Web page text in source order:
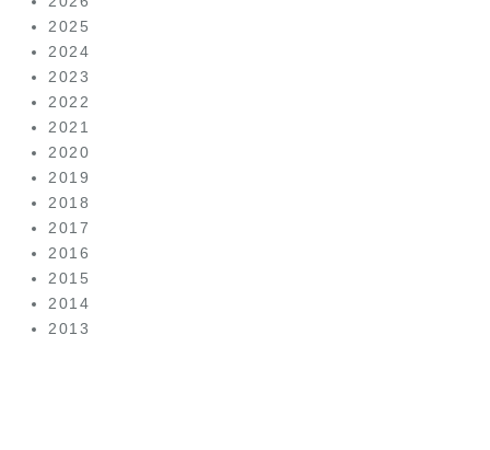
2025
2024
2023
2022
2021
2020
2019
2018
2017
2016
2015
2014
2013